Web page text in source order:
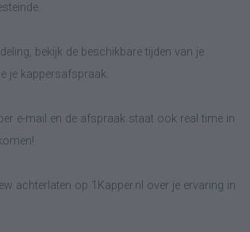
bekijk de beschikbare tijden van je
je kappersafspraak.
e-mail en de afspraak staat ook real time in
achterlaten op 1Kapper.nl over je ervaring in